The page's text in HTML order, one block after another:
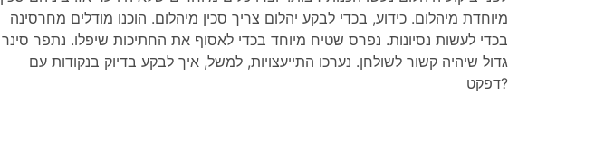
מיוחדת מיהלום. כידוע, בכדי לבקע יהלום צריך סכין מיהלום. הוכנו מודלים מחרסינה
בכדי לעשות נסיונות. נפרס שטיח מיוחד בכדי לאסוף את החתיכות שיפלו. נתפר סינר
גדול שיהיה קשור לשולחן. נערכו התייעצויות, למשל, איך לבקע בדיוק בנקודות עם
דפקט?